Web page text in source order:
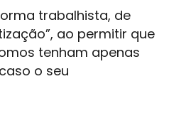
trabalhista, de
ao permitir que
tenham apenas
o seu